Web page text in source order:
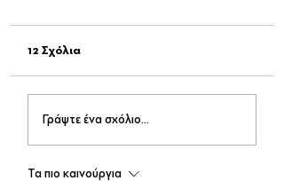
– Live on Stage
12 Σχόλια
Γράψτε ένα σχόλιο...
Τα πιο καινούργια